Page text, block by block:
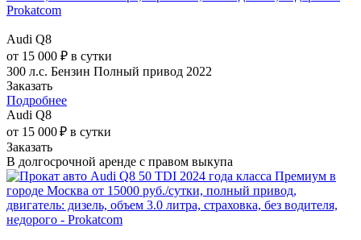
Audi Q8
от 15 000 ₽ в сутки
300 л.с. Бензин Полный привод 2022
Заказать
Подробнее
Audi Q8
от 15 000 ₽ в сутки
Заказать
В долгосрочной аренде с правом выкупа